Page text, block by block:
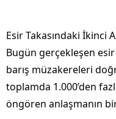
Esir Takasındaki İkinci
Bugün gerçekleşen
barış müzakereleri
toplamda 1.000’den
öngören anlaşmanın